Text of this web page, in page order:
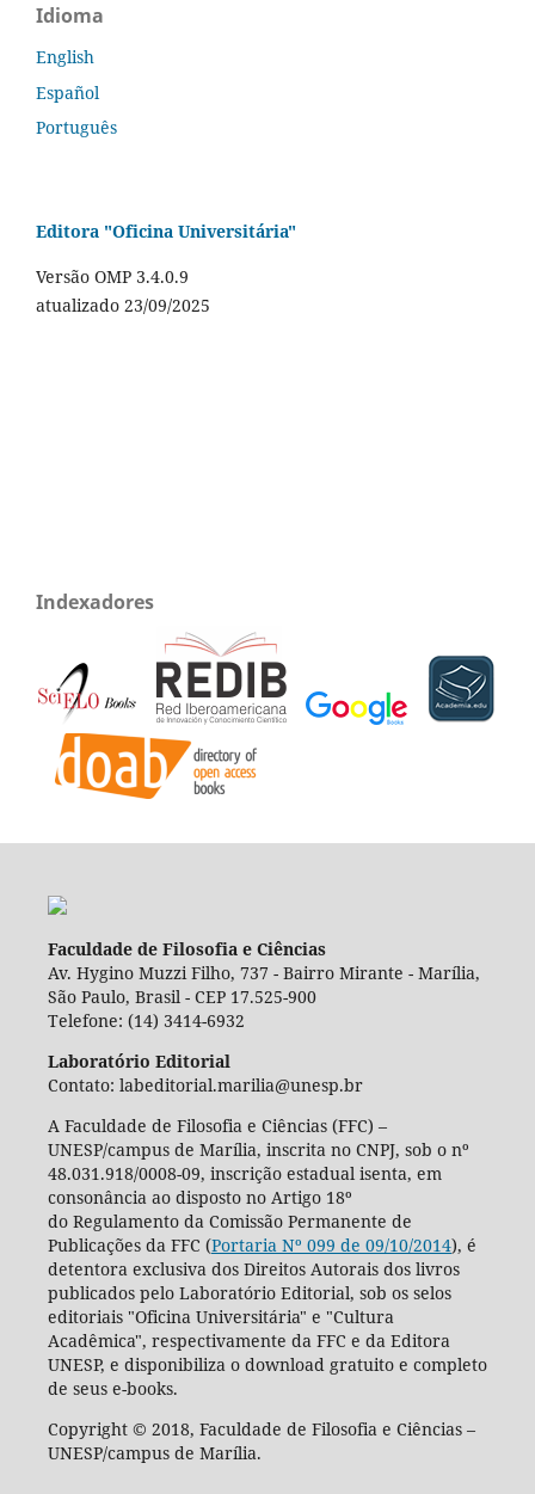
Idioma
English
Español
Português
Editora "Oficina Universitária"
Versão OMP 3.4.0.9
atualizado 23/09/2025
Indexadores
Faculdade de Filosofia e Ciências
Av. Hygino Muzzi Filho, 737 - Bairro Mirante - Marília,
São Paulo, Brasil - CEP 17.525-900
Telefone: (14) 3414-6932
Laboratório Editorial
Contato: labeditorial.marilia@unesp.br
A Faculdade de Filosofia e Ciências (FFC) –
UNESP/campus de Marília, inscrita no CNPJ, sob o nº
48.031.918/0008-09, inscrição estadual isenta, em
consonância ao disposto no Artigo 18º
do Regulamento da Comissão Permanente de
Publicações da FFC (Portaria Nº 099 de 09/10/2014), é
detentora exclusiva dos Direitos Autorais dos livros
publicados pelo Laboratório Editorial, sob os selos
editoriais "Oficina Universitária" e "Cultura
Acadêmica", respectivamente da FFC e da Editora
UNESP, e disponibiliza o download gratuito e completo
de seus e-books.
Copyright © 2018, Faculdade de Filosofia e Ciências –
UNESP/campus de Marília.